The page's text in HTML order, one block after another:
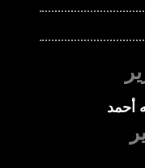
أحمد